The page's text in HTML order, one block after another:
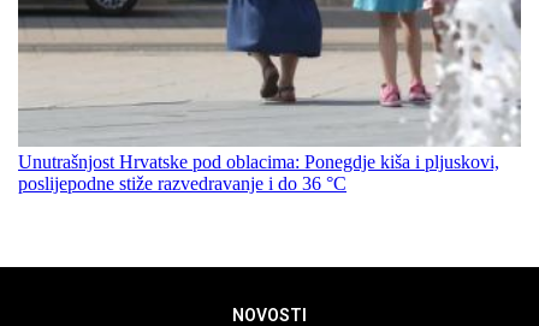
Unutrašnjost Hrvatske pod oblacima: Ponegdje kiša i pljuskovi,
poslijepodne stiže razvedravanje i do 36 °C
NOVOSTI